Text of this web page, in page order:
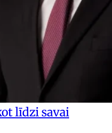
līdzi savai